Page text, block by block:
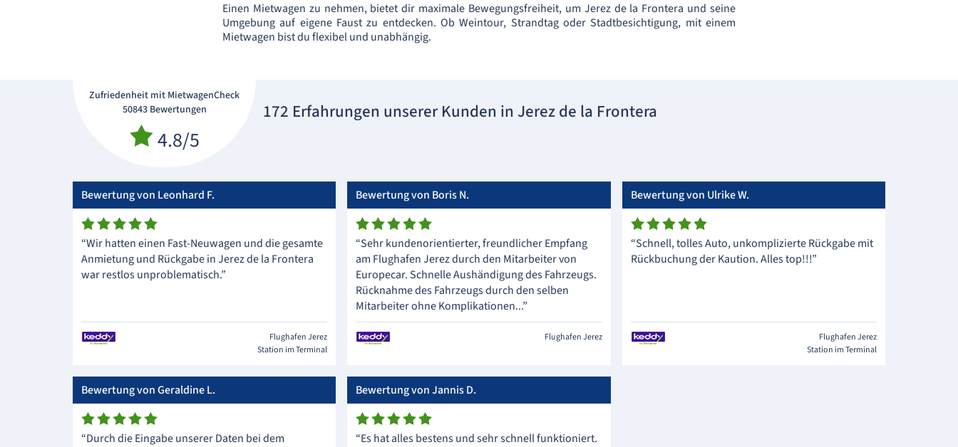
Einen Mietwagen zu nehmen, bietet dir maximale Bewegungsfreiheit, um Jerez de la Frontera und seine
Umgebung auf eigene Faust zu entdecken. Ob Weintour, Strandtag oder Stadtbesichtigung, mit einem
Mietwagen bist du flexibel und unabhängig.
Zufriedenheit mit MietwagenCheck
50843 Bewertungen
4.8/5
172 Erfahrungen unserer Kunden in Jerez de la Frontera
Bewertung von Leonhard F.
“Wir hatten einen Fast-Neuwagen und die gesamte
Anmietung und Rückgabe in Jerez de la Frontera
war restlos unproblematisch.”
Flughafen Jerez
Station im Terminal
Bewertung von Boris N.
“Sehr kundenorientierter, freundlicher Empfang
am Flughafen Jerez durch den Mitarbeiter von
Europecar. Schnelle Aushändigung des Fahrzeugs.
Rücknahme des Fahrzeugs durch den selben
Mitarbeiter ohne Komplikationen...”
Flughafen Jerez
Bewertung von Ulrike W.
“Schnell, tolles Auto, unkomplizierte Rückgabe mit
Rückbuchung der Kaution. Alles top!!!”
Flughafen Jerez
Station im Terminal
Bewertung von Geraldine L.
“Durch die Eingabe unserer Daten bei dem
Bewertung von Jannis D.
“Es hat alles bestens und sehr schnell funktioniert.